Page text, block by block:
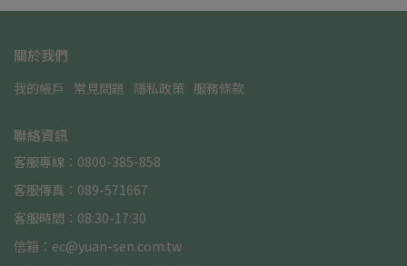
關於我們
我的帳戶 常見問題 隱私政策 服務條款
聯絡資訊
客服專線：0800-385-858
客服傳真：089-571667
客服時間：08:30-17:30
信箱：ec@yuan-sen.com.tw